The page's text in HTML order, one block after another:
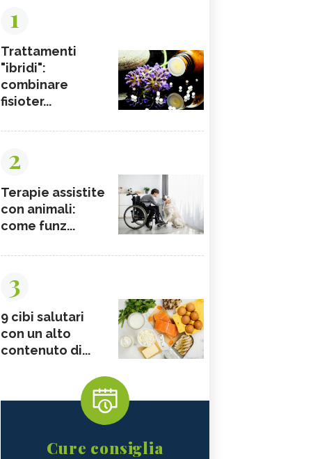
1
Trattamenti
"ibridi":
combinare
fisioter...
2
Terapie assistite
con animali:
come funz...
3
9 cibi salutari
con un alto
contenuto di...
Cure consiglia